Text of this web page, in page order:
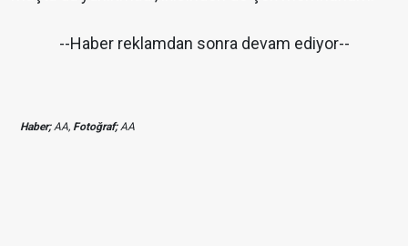
--Haber reklamdan sonra devam ediyor--
Haber;AA, Fotoğraf;AA